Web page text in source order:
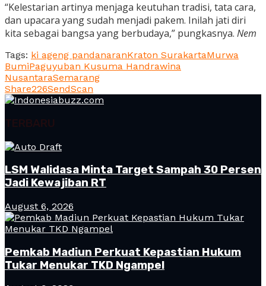
“Kelestarian artinya menjaga keutuhan tradisi, tata cara,
dan upacara yang sudah menjadi pakem. Inilah jati diri
kita sebagai bangsa yang berbudaya,” pungkasnya. Nem
Tags: ki ageng pandanaranKraton SurakartaMurwa
BumiPaguyuban Kusuma Handrawina
NusantaraSemarang
Share226SendScan
TERBARU
LSM Walidasa Minta Target Sampah 30 Persen
Jadi Kewajiban RT
August 6, 2026
Pemkab Madiun Perkuat Kepastian Hukum
Tukar Menukar TKD Ngampel